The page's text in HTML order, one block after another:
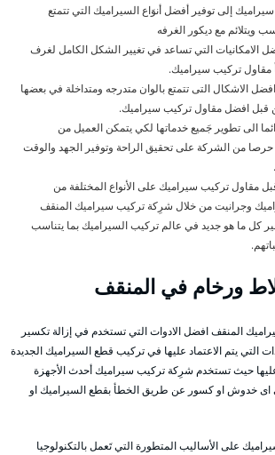
إلى توفير أفضل أنوَاع السيراميك التي تتمتع
ويتلائم مع ديكور الغرفه
الامكانيات التي تساعد في تغيير الشكل الكامل لغرف
مقاول تركيب سيراميك.
افضل الاشكال التى تتمتع بالوان متدرجه ومتداخلة في بعضها
قبل افضل مقاول تركيب سيراميك.
الى تطوير جَميع خدماتها لكي يتمكن العميل من
من الشركة على تحقيق الراحة وتوفير الجهد والوقت
مقاول تركيب سيراميك على الأنواع المختلفة من
وجرانيت من خلال شرِكة تركيب سيراميك المنقف
كل ما هو جديد في عالم تركيب السيراميك بما يتناسب
ورخام في المنقف
المنقف افضل الادوات التي تستخدم في إزالة تكسير
التي يتم الاعتماد عليها في تركيب قطع السيراميك الجديدة
حيث تستخدم شرِكة تركيب سيراميك أحدث الأجهزة
اى خدوش او كسور عن طريق الخطأ بقطع السيراميك او
على الأساليب المتطورة التي تَعمل بالتكنولوجيا